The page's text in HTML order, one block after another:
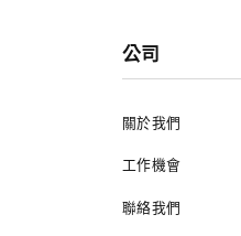
公司
關於我們
工作機會
聯絡我們